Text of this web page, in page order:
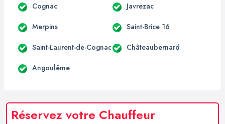
Cognac Javrezac
Merpins Saint-Brice 16
Saint-Laurent-de-Cognac Châteaubernard
Angoulême
Réservez votre Chauffeur